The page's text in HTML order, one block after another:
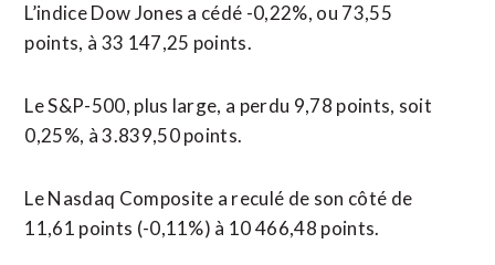
L’indice Dow Jones a cédé -0,22%, ou 73,55
points, à 33 147,25 points.
Le S&P-500, plus large, a perdu 9,78 points, soit
0,25%, à 3.839,50 points.
Le Nasdaq Composite a reculé de son côté de
11,61 points (-0,11%) à 10 466,48 points.